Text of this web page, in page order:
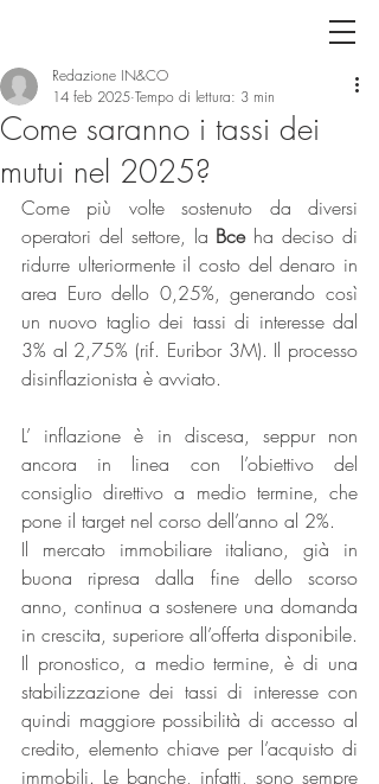
Come saranno i tassi dei
mutui nel 2025?
Redazione IN&CO
14 feb 2025 Tempo di lettura: 3 min
Come più volte sostenuto da diversi
operatori del settore, la Bce ha deciso di
ridurre ulteriormente il costo del denaro in
area Euro dello 0,25%, generando così
un nuovo taglio dei tassi di interesse dal
3% al 2,75% (rif. Euribor 3M). Il processo
disinflazionista è avviato.
L’ inflazione è in discesa, seppur non
ancora in linea con l’obiettivo del
consiglio direttivo a medio termine, che
pone il target nel corso dell’anno al 2%.
Il mercato immobiliare italiano, già in
buona ripresa dalla fine dello scorso
anno, continua a sostenere una domanda
in crescita, superiore all’offerta disponibile.
Il pronostico, a medio termine, è di una
stabilizzazione dei tassi di interesse con
quindi maggiore possibilità di accesso al
credito, elemento chiave per l’acquisto di
immobili. Le banche, infatti, sono sempre